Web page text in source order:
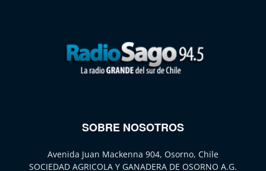
SOBRE NOSOTROS
Avenida Juan Mackenna 904, Osorno, Chile
SOCIEDAD AGRICOLA Y GANADERA DE OSORNO A.G.